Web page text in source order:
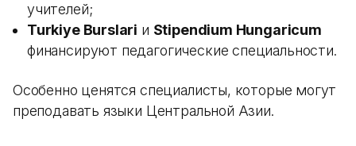
учителей;
Turkiye Burslari и Stipendium Hungaricum
финансируют педагогические специальности.
Особенно ценятся специалисты, которые могут
преподавать языки Центральной Азии.